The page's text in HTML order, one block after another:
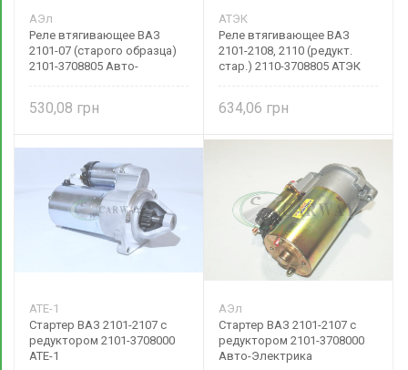
АЭл
Реле втягивающее ВАЗ
2101-07 (старого образца)
2101-3708805 Авто-
530,08
АТЭК
Реле втягивающее ВАЗ
2101-2108, 2110 (редукт.
стар.) 2110-3708805 АТЭК
634,06
АТЕ-1
Стартер ВАЗ 2101-2107 с
редуктором 2101-3708000
АТЕ-1
АЭл
Стартер ВАЗ 2101-2107 с
редуктором 2101-3708000
Авто-Электрика